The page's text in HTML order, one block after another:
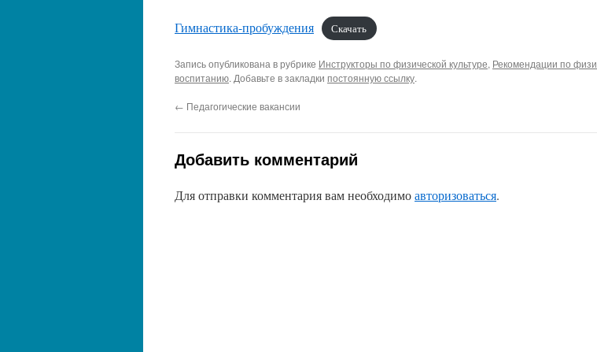
Гимнастика-пробуждения Скачать
Запись опубликована в рубрике Инструкторы по физической культуре, Рекомендации по
воспитанию. Добавьте в закладки постоянную ссылку.
← Педагогические вакансии
Добавить комментарий
Для отправки комментария вам необходимоавторизоваться.